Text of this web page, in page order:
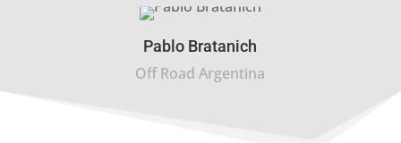
Pablo Bratanich
Off Road Argentina